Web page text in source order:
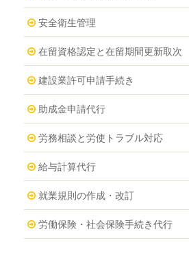
安全衛生管理
在留資格認定と在留期間更新取次
建設業許可申請手続き
助成金申請代行
労務相談と労使トラブル対応
給与計算代行
就業規則の作成・改訂
労働保険・社会保険手続き代行